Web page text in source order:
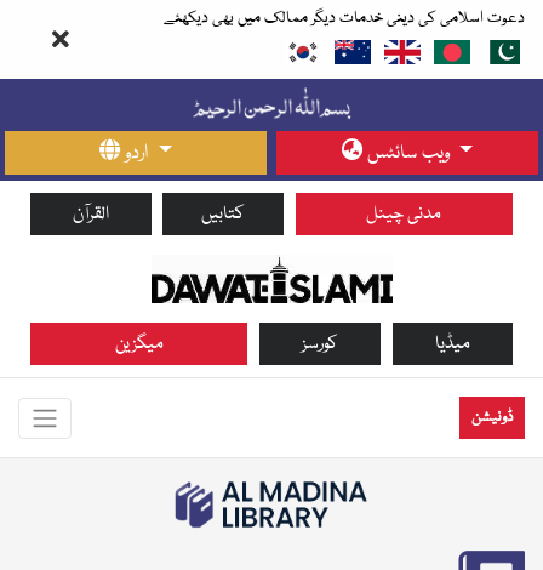
دعوت اسلامی کی دینی خدمات دیگر ممالک میں بھی دیکھئے
اردو ویب سائٹس
القرآن کتابیں مدنی چینل
میگزین کورسز میڈیا
ڈونیشن